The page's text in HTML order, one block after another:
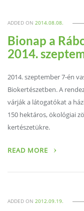
ADDED ON2014.08.08.
Bionap a
2014.
2014. szeptember 7-én
Biokertészetben. A
várják a látogatókat a
150 hektáros, ökológiai
kertészetükre.
READ MORE
ADDED ON2012.09.19.